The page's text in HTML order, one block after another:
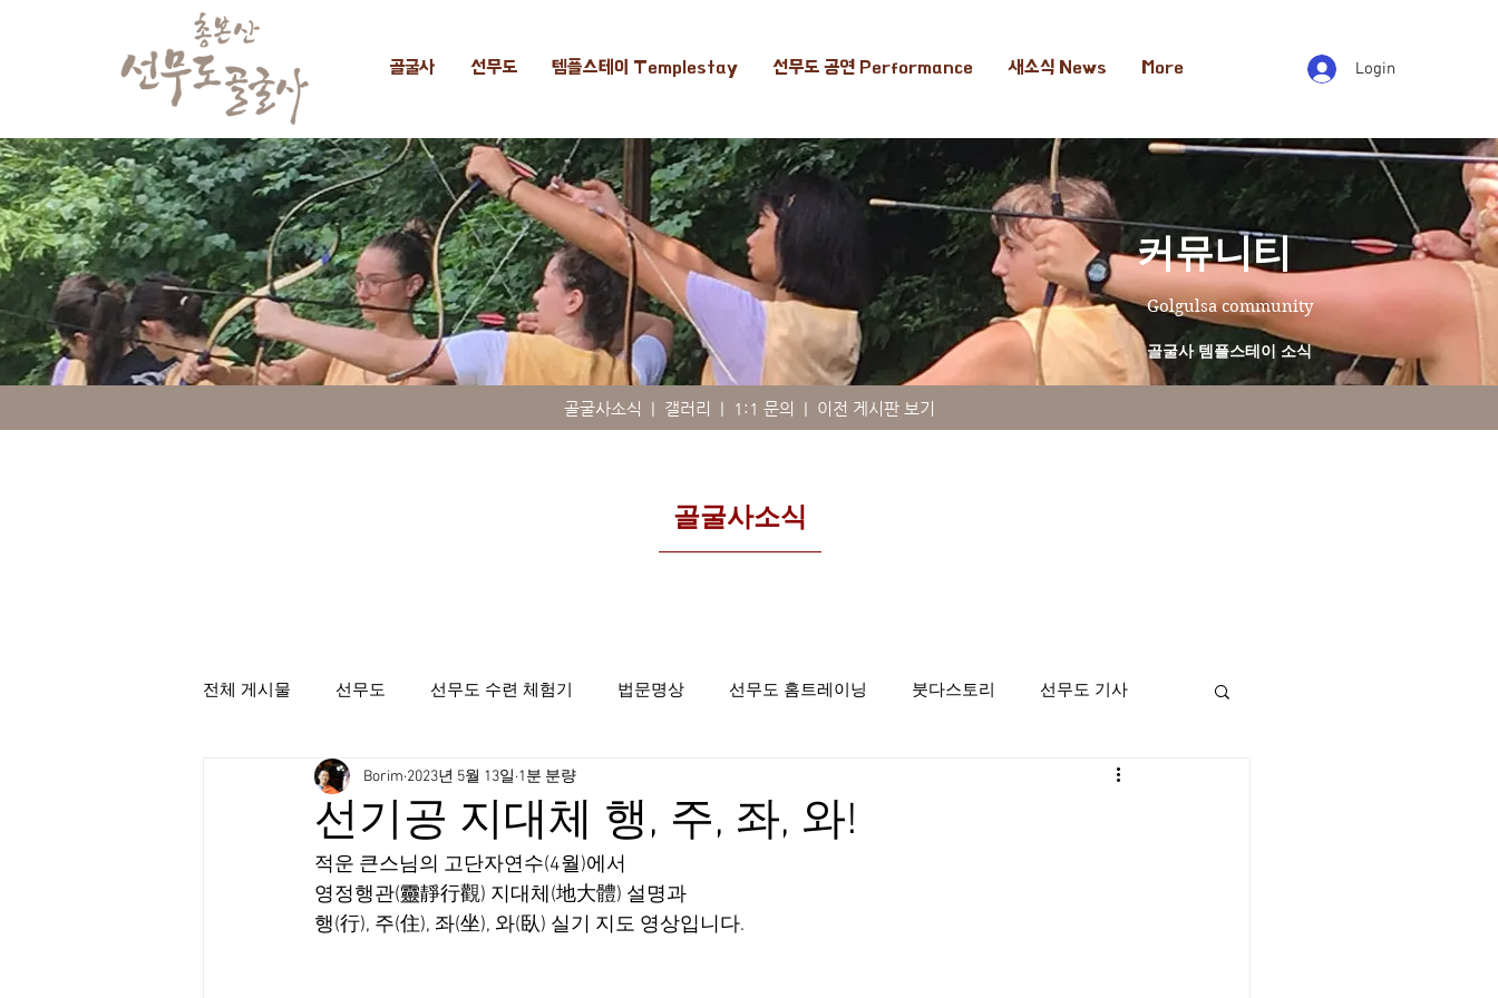
골굴사 선무도 템플스테이 Templestay 선무도 공연 Performance 새소식 News More Login
​커뮤니티
Golgulsa community
골굴사 템플스테이 소식
골굴사소식 | 갤러리 | 1:1 문의 | 이전 게시판 보기
​골굴사소식
전체 게시물 선무도 선무도 수련 체험기 법문명상 선무도 홈트레이닝 붓다스토리 선무도 기사
선무도총본산골굴사 시명상 선무도사진
선기공 지대체 행, 주, 좌, 와!
Borim 2023년 5월 13일 1분 분량
적운 큰스님의 고단자연수(4월)에서
영정행관(靈靜行觀) 지대체(地大體) 설명과
행(行), 주(住), 좌(坐), 와(臥) 실기 지도 영상입니다.